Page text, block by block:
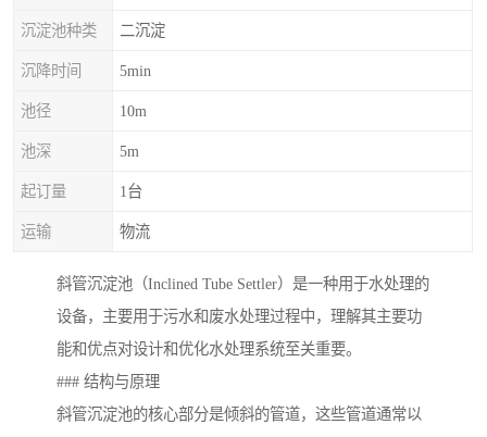
沉淀池种类 二沉淀
沉降时间 5min
池径 10m
池深 5m
起订量 1台
运输 物流
斜管沉淀池（Inclined Tube Settler）是一种用于水处理的
设备，主要用于污水和废水处理过程中，理解其主要功
能和优点对设计和优化水处理系统至关重要。
### 结构与原理
斜管沉淀池的核心部分是倾斜的管道，这些管道通常以